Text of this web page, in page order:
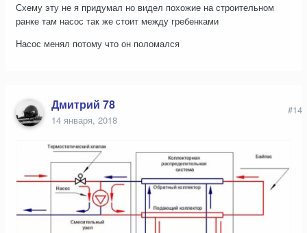
Схему эту не я придумал но видел похожие на строительном
ранке там насос так же стоит между гребенками
Насос менял потому что он поломался
Дмитрий 78
14 января, 2018
#14